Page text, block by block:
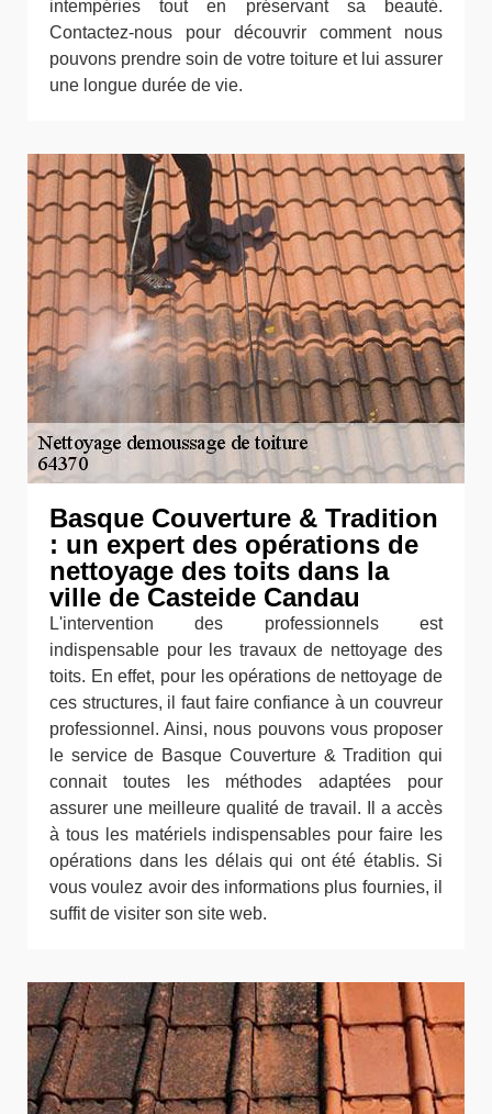
intempéries tout en préservant sa beauté.
Contactez-nous pour découvrir comment nous
pouvons prendre soin de votre toiture et lui assurer
une longue durée de vie.
Basque Couverture & Tradition
: un expert des opérations de
nettoyage des toits dans la
ville de Casteide Candau
L'intervention des professionnels est
indispensable pour les travaux de nettoyage des
toits. En effet, pour les opérations de nettoyage de
ces structures, il faut faire confiance à un couvreur
professionnel. Ainsi, nous pouvons vous proposer
le service de Basque Couverture & Tradition qui
connait toutes les méthodes adaptées pour
assurer une meilleure qualité de travail. Il a accès
à tous les matériels indispensables pour faire les
opérations dans les délais qui ont été établis. Si
vous voulez avoir des informations plus fournies, il
suffit de visiter son site web.